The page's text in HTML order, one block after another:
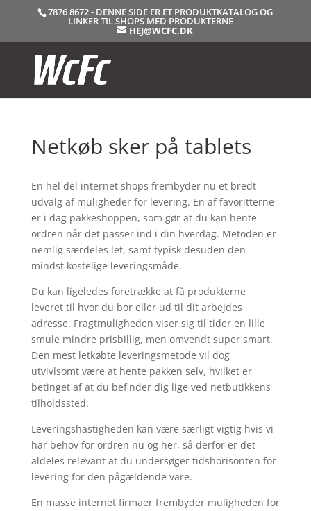
7876 8672 - DENNE SIDE ER ET PRODUKTKATALOG OG
LINKER TIL SHOPS MED PRODUKTERNE
HEJ@WCFC.DK
Netkøb sker på tablets
En hel del internet shops frembyder nu et bredt
udvalg af muligheder for levering. En af favoritterne
er i dag pakkeshoppen, som gør at du kan hente
ordren når det passer ind i din hverdag. Metoden er
nemlig særdeles let, samt typisk desuden den
mindst kostelige leveringsmåde.
Du kan ligeledes foretrække at få produkterne
leveret til hvor du bor eller ud til dit arbejdes
adresse. Fragtmuligheden viser sig til tider en lille
smule mindre prisbillig, men omvendt super smart.
Den mest letkøbte leveringsmetode vil dog
utvivlsomt være at hente pakken selv, hvilket er
betinget af at du befinder dig lige ved netbutikkens
tilholdssted.
Leveringshastigheden kan være særligt vigtig hvis vi
har behov for ordren nu og her, så derfor er det
aldeles relevant at du undersøger tidshorisonten for
levering for den pågældende vare.
En masse internet firmaer frembyder muligheden for